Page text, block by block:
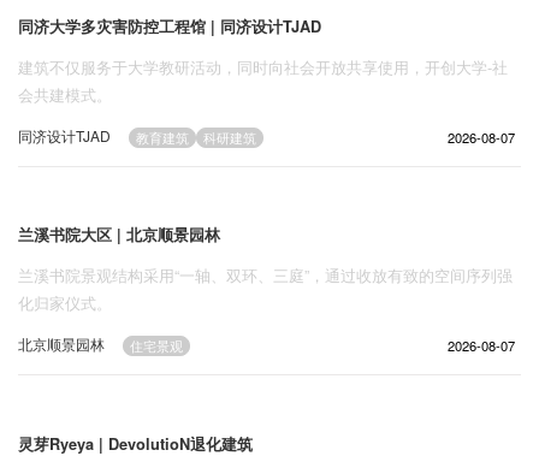
企业招聘
企业会员
关于投稿
关于我们
联系我们
同济大学多灾害防控工程馆 | 同济设计TJAD
建筑不仅服务于大学教研活动，同时向社会开放共享使用，开创大学-社
会共建模式。
同济设计TJAD 教育建筑 科研建筑 2026-08-07
兰溪书院大区 | 北京顺景园林
兰溪书院景观结构采用“一轴、双环、三庭”，通过收放有致的空间序列强
化归家仪式。
北京顺景园林 住宅景观 2026-08-07
灵芽Ryeya | DevolutioN退化建筑